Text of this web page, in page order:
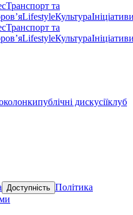
Транспорт та
LifestyleКультура
Транспорт та
LifestyleКультура
колонкипублічні дискусіїклуб
Доступність Політика